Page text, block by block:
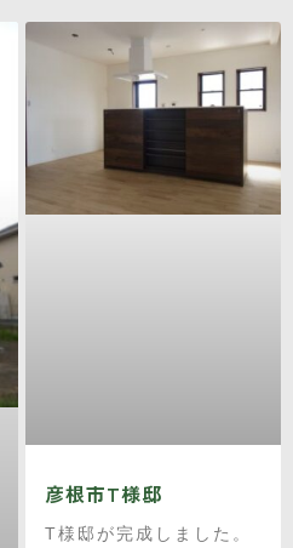
彦根市T様邸
T様邸が完成しました。